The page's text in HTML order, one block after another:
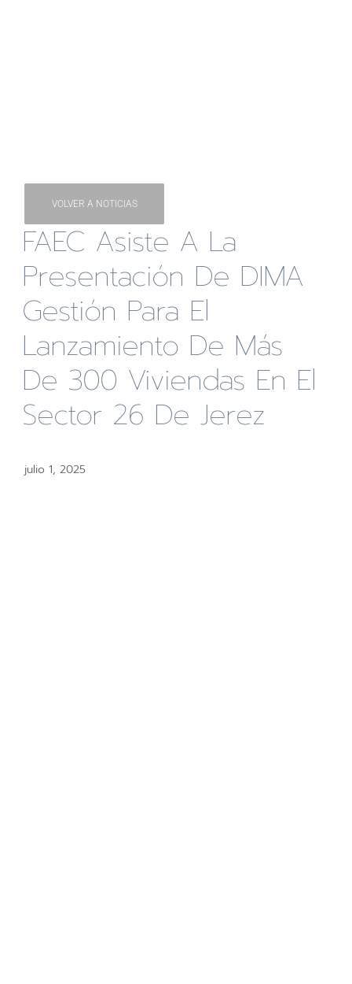
VOLVER A NOTICIAS
FAEC Asiste A La
Presentación De DIMA
Gestión Para El
Lanzamiento De Más
De 300 Viviendas En El
Sector 26 De Jerez
julio 1, 2025